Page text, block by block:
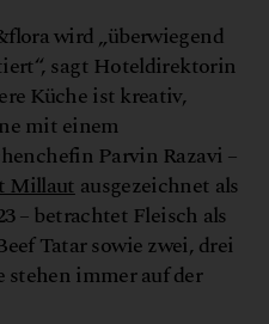
wird „überwiegend
sagt Hoteldirektorin
Küche ist kreativ,
mit einem
Parvin Razavi –
Millautausgezeichnet als
– betrachtet Fleisch als
Tatar sowie zwei, drei
immer auf der